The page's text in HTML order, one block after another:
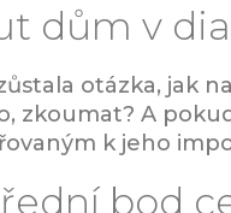
dům v
otázka, jak
zkoumat? A
k jeho
bod